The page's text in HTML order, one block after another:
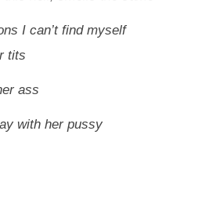
I can’t find myself
tits
ass
with her pussy